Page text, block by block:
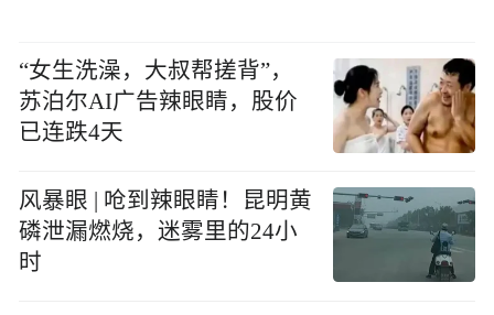
“女生洗澡，大叔帮搓背”，
苏泊尔AI广告辣眼睛，股价
已连跌4天
风暴眼 | 呛到辣眼睛！昆明黄
磷泄漏燃烧，迷雾里的24小
时